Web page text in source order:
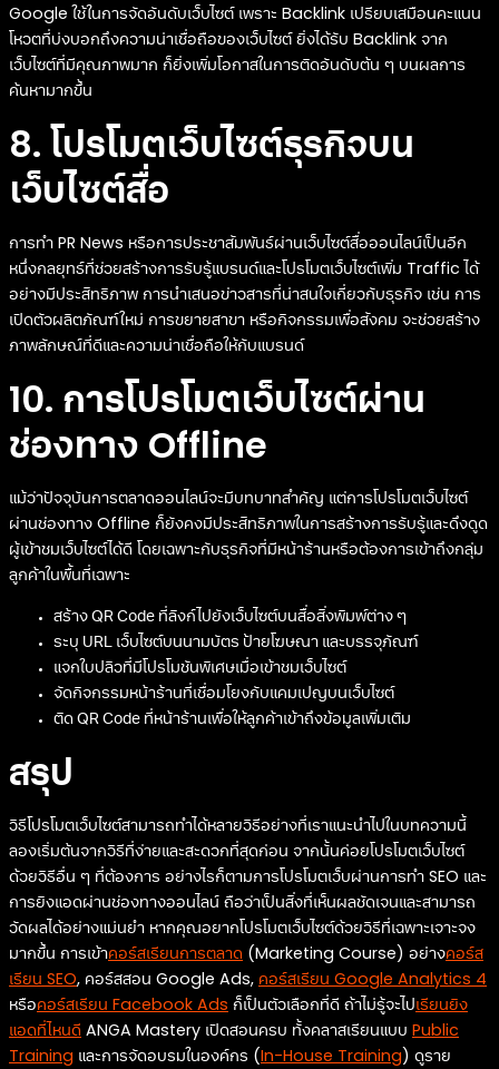
Google ใช้ในการจัดอันดับเว็บไซต์ เพราะ Backlink เปรียบเสมือนคะแนน
โหวตที่บ่งบอกถึงความน่าเชื่อถือของเว็บไซต์ ยิ่งได้รับ Backlink จาก
เว็บไซต์ที่มีคุณภาพมาก ก็ยิ่งเพิ่มโอกาสในการติดอันดับต้น ๆ บนผลการ
ค้นหามากขึ้น
8. โปรโมตเว็บไซต์ธุรกิจบน
เว็บไซต์สื่อ
การทำ PR News หรือการประชาสัมพันธ์ผ่านเว็บไซต์สื่อออนไลน์เป็นอีก
หนึ่งกลยุทธ์ที่ช่วยสร้างการรับรู้แบรนด์และโปรโมตเว็บไซต์เพิ่ม Traffic ได้
อย่างมีประสิทธิภาพ การนำเสนอข่าวสารที่น่าสนใจเกี่ยวกับธุรกิจ เช่น การ
เปิดตัวผลิตภัณฑ์ใหม่ การขยายสาขา หรือกิจกรรมเพื่อสังคม จะช่วยสร้าง
ภาพลักษณ์ที่ดีและความน่าเชื่อถือให้กับแบรนด์
10. การโปรโมตเว็บไซต์ผ่าน
ช่องทาง Offline
แม้ว่าปัจจุบันการตลาดออนไลน์จะมีบทบาทสำคัญ แต่การโปรโมตเว็บไซต์
ผ่านช่องทาง Offline ก็ยังคงมีประสิทธิภาพในการสร้างการรับรู้และดึงดูด
ผู้เข้าชมเว็บไซต์ได้ดี โดยเฉพาะกับธุรกิจที่มีหน้าร้านหรือต้องการเข้าถึงกลุ่ม
ลูกค้าในพื้นที่เฉพาะ
สร้าง QR Code ที่ลิงก์ไปยังเว็บไซต์บนสื่อสิ่งพิมพ์ต่าง ๆ
ระบุ URL เว็บไซต์บนนามบัตร ป้ายโฆษณา และบรรจุภัณฑ์
แจกใบปลิวที่มีโปรโมชันพิเศษเมื่อเข้าชมเว็บไซต์
จัดกิจกรรมหน้าร้านที่เชื่อมโยงกับแคมเปญบนเว็บไซต์
ติด QR Code ที่หน้าร้านเพื่อให้ลูกค้าเข้าถึงข้อมูลเพิ่มเติม
สรุป
วิธีโปรโมตเว็บไซต์สามารถทำได้หลายวิธีอย่างที่เราแนะนำไปในบทความนี้
ลองเริ่มต้นจากวิธีที่ง่ายและสะดวกที่สุดก่อน จากนั้นค่อยโปรโมตเว็บไซต์
ด้วยวิธีอื่น ๆ ที่ต้องการ อย่างไรก็ตามการโปรโมตเว็บผ่านการทำ SEO และ
การยิงแอดผ่านช่องทางออนไลน์ ถือว่าเป็นสิ่งที่เห็นผลชัดเจนและสามารถ
วัดผลได้อย่างแม่นยำ หากคุณอยากโปรโมตเว็บไซต์ด้วยวิธีที่เฉพาะเจาะจง
มากขึ้น การเข้าคอร์สเรียนการตลาด (Marketing Course) อย่างคอร์ส
เรียน SEO, คอร์สสอน Google Ads, คอร์สเรียน Google Analytics 4
หรือคอร์สเรียน Facebook Ads ก็เป็นตัวเลือกที่ดี ถ้าไม่รู้จะไปเรียนยิง
แอดที่ไหนดี ANGA Mastery เปิดสอนครบ ทั้งคลาสเรียนแบบ Public
Training และการจัดอบรมในองค์กร (In-House Training) ดูราย